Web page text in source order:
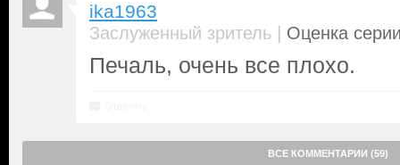
ika1963
Заслуженный зритель | Оценка
Печаль, очень все плохо.
ВСЕ КОММЕНТАРИИ (59)